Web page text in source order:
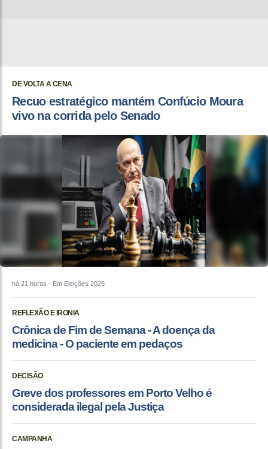
DE VOLTA A CENA
Recuo estratégico mantém Confúcio Moura
vivo na corrida pelo Senado
há 21 horas - Em Eleições 2026
REFLEXÃO E IRONIA
Crônica de Fim de Semana - A doença da
medicina - O paciente em pedaços
DECISÃO
Greve dos professores em Porto Velho é
considerada ilegal pela Justiça
CAMPANHA